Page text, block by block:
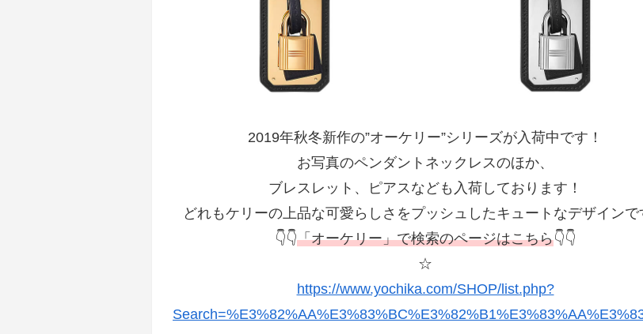
2019年秋冬新作の”オーケリー”シリーズが入荷中です！
お写真のペンダントネックレスのほか、
ブレスレット、ピアスなども入荷しております！
どれもケリーの上品な可愛らしさをプッシュしたキュートなデザインで
👇👇「オーケリー」で検索のページはこちら👇👇
☆
https://www.yochika.com/SHOP/list.php?